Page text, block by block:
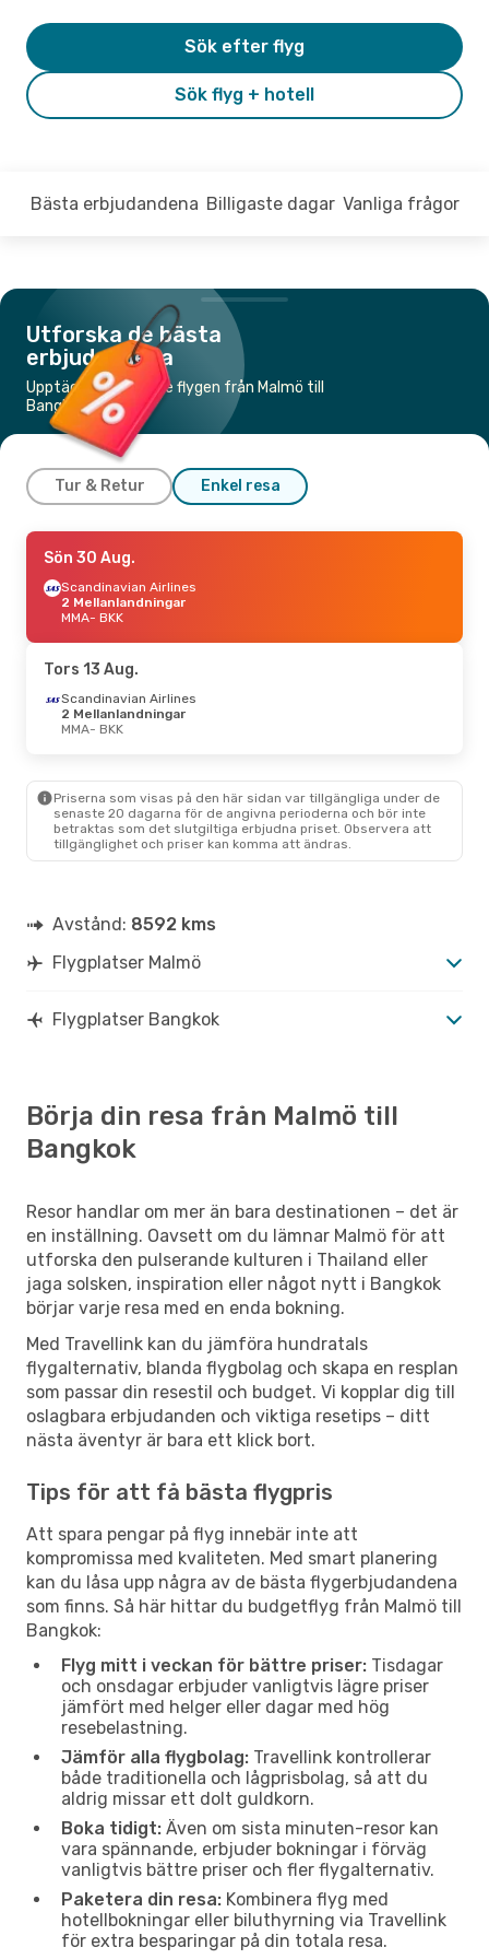
Sök flyg + hotell
Sök efter flyg
Bästa erbjudandena Billigaste dagar Vanliga frågor
Utforska de bästa
erbjudandena
Upptäck de billigaste flygen från Malmö till
Bangkok
Tur & Retur Enkel resa
Tors 13 Aug.
Scandinavian Airlines
2 Mellanlandningar
MMA- BKK
BKK- MMA
Mån 24 Aug.- Sön 30 Aug.
Scandinavian Airlines
BKK
Fre 18 Sep.- Mån 28 Sep.
Qatar Airways2 Mellanlandningar
BKK- MMA
Scandinavian Airlines
2 Mellanlandningar
Sön 30 Aug.
Scandinavian Airlines
2 Mellanlandningar
MMA- BKK
Tors 13 Aug.
Scandinavian Airlines
2 Mellanlandningar
MMA- BKK
Priserna som visas på den här sidan var tillgängliga under de
senaste 20 dagarna för de angivna perioderna och bör inte
betraktas som det slutgiltiga erbjudna priset. Observera att
tillgänglighet och priser kan komma att ändras.
Avstånd: 8592 kms
Flygplatser Malmö
Flygplatser Bangkok
Börja din resa från Malmö till
Bangkok
Resor handlar om mer än bara destinationen – det är
en inställning. Oavsett om du lämnar Malmö för att
utforska den pulserande kulturen i Thailand eller
jaga solsken, inspiration eller något nytt i Bangkok
börjar varje resa med en enda bokning.
Med Travellink kan du jämföra hundratals
flygalternativ, blanda flygbolag och skapa en resplan
som passar din resestil och budget. Vi kopplar dig till
oslagbara erbjudanden och viktiga resetips – ditt
nästa äventyr är bara ett klick bort.
Tips för att få bästa flygpris
Att spara pengar på flyg innebär inte att
kompromissa med kvaliteten. Med smart planering
kan du låsa upp några av de bästa flygerbjudandena
som finns. Så här hittar du budgetflyg från Malmö till
Bangkok:
Flyg mitt i veckan för bättre priser: Tisdagar
och onsdagar erbjuder vanligtvis lägre priser
jämfört med helger eller dagar med hög
resebelastning.
Jämför alla flygbolag: Travellink kontrollerar
både traditionella och lågprisbolag, så att du
aldrig missar ett dolt guldkorn.
Boka tidigt: Även om sista minuten-resor kan
vara spännande, erbjuder bokningar i förväg
vanligtvis bättre priser och fler flygalternativ.
Paketera din resa: Kombinera flyg med
hotellbokningar eller biluthyrning via Travellink
för extra besparingar på din totala resa.